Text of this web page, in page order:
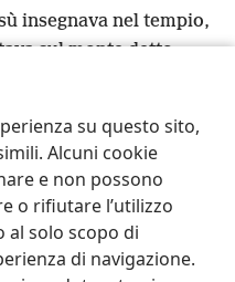
su questo sito,
Alcuni cookie
e non possono
o rifiutare l’utilizzo
al solo scopo di
di navigazione.
insegnava nel tempio,
sul monte detto
tutto il popolo
Impostazioni
Tract Society of Pennsylvania
privacy Impostazioni privacy